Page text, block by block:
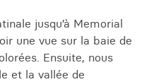
jusqu’à Memorial
une vue sur la baie de
Ensuite, nous
et la vallée de